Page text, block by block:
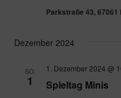
Parkstraße 43,
Dezember 2024
SO.
1 Spieltag Minis
1. Dezember 2024 @